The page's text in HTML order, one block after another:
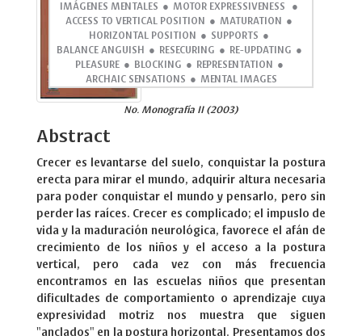
IMÁGENES MENTALES
MOTOR EXPRESSIVENESS
ACCESS TO VERTICAL POSITION
MATURATION
HORIZONTAL POSITION
SUPPORTS
BALANCE ANGUISH
RESECURING
RE-UPDATING
PLEASURE
BLOCKING
REPRESENTATION
ARCHAIC SENSATIONS
MENTAL IMAGES
No. Monografía II (2003)
Abstract
Crecer es levantarse del suelo, conquistar la postura
erecta para mirar el mundo, adquirir altura necesaria
para poder conquistar el mundo y pensarlo, pero sin
perder las raíces. Crecer es complicado; el impuslo de
vida y la maduración neurológica, favorece el afán de
crecimiento de los niños y el acceso a la postura
vertical, pero cada vez con más frecuencia
encontramos en las escuelas niños que presentan
dificultades de comportamiento o aprendizaje cuya
expresividad motriz nos muestra que siguen
"anclados" en la postura horizontal. Presentamos dos